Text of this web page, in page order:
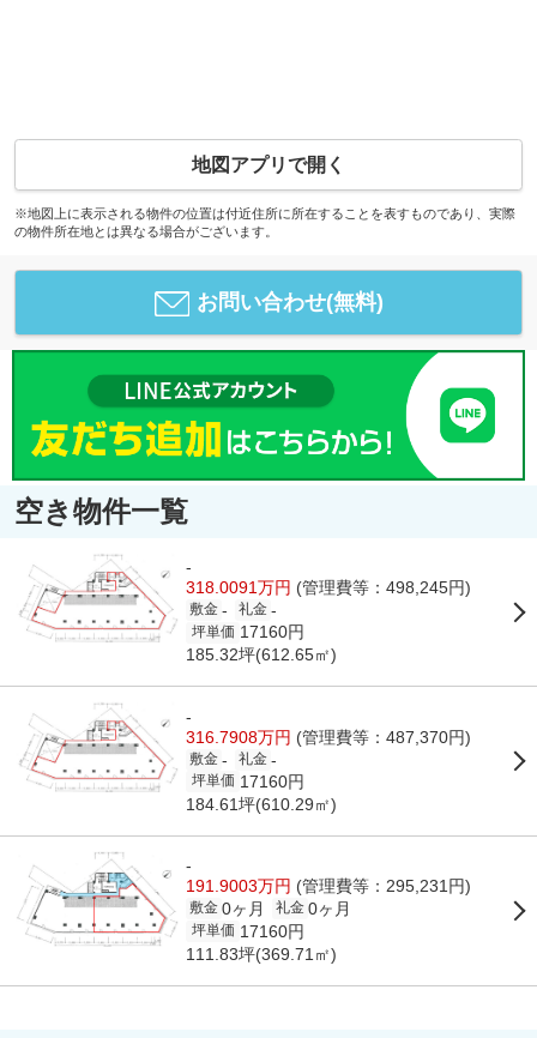
地図アプリで開く
※地図上に表示される物件の位置は付近住所に所在することを表すものであり、実際
の物件所在地とは異なる場合がございます。
お問い合わせ(無料)
空き物件一覧
-
318.0091万円 (管理費等：498,245円)
敷金 - 礼金 -
坪単価 17160円
185.32坪(612.65㎡)
-
316.7908万円 (管理費等：487,370円)
敷金 - 礼金 -
坪単価 17160円
184.61坪(610.29㎡)
-
191.9003万円 (管理費等：295,231円)
敷金 0ヶ月 礼金 0ヶ月
坪単価 17160円
111.83坪(369.71㎡)